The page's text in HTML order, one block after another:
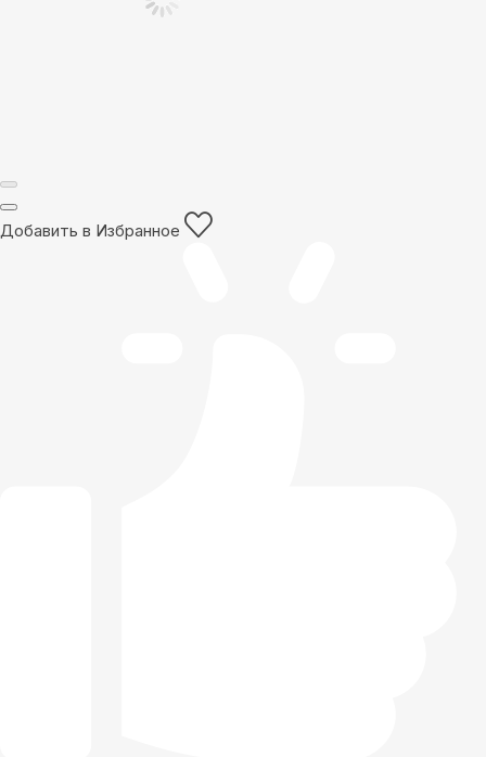
Добавить в Избранное